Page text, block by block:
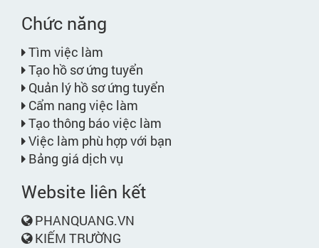
Chức năng
Tìm việc làm
Tạo hồ sơ ứng tuyển
Quản lý hồ sơ ứng tuyển
Cẩm nang việc làm
Tạo thông báo việc làm
Việc làm phù hợp với bạn
Bảng giá dịch vụ
Website liên kết
PHANQUANG.VN
KIẾM TRƯỜNG